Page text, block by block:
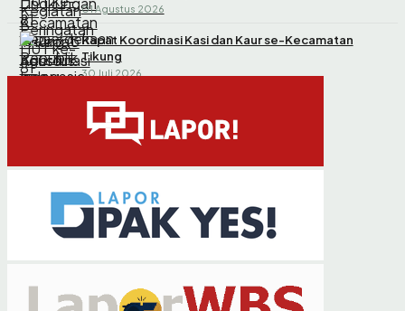
01 Agustus 2026
Rapat Koordinasi Kasi dan Kaur se-Kecamatan
Tikung
30 Juli 2026
Pelantikan dan Pengambilan Sumpah Perangkat
Desa Jotosanur untuk Jabatan...
30 Juli 2026